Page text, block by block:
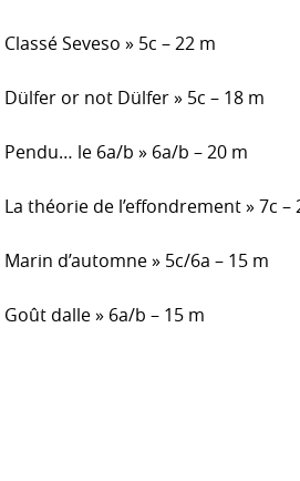
Seveso » 5c – 22 m
or not Dülfer » 5c – 18 m
le 6a/b » 6a/b – 20 m
théorie de l’effondrement » 7c –
d’automne » 5c/6a – 15 m
dalle » 6a/b – 15 m